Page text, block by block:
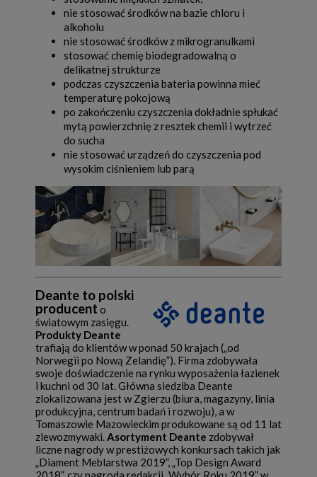
nie stosować środków na bazie chloru i
alkoholu
nie stosować środków z mikrogranulkami
stosować chemię biodegradowalną o
delikatnej strukturze
podczas czyszczenia bateria powinna mieć
temperaturę pokojową
po zakończeniu czyszczenia dokładnie spłukać
mytą powierzchnię z resztek chemii i wytrzeć
do sucha
nie stosować urządzeń do czyszczenia pod
wysokim ciśnieniem lub parą
Deante to polski
producent o
światowym zasięgu.
Produkty Deante
trafiają do klientów w ponad 50 krajach („od
Norwegii po Nową Zelandię”). Firma zdobywała
swoje doświadczenie na rynku wyposażenia łazienek
i kuchni od 30 lat. Główna siedziba Deante
zlokalizowana jest w Zgierzu (biura, magazyny, linia
produkcyjna, centrum badań i rozwoju), a w
Tomaszowie Mazowieckim produkowane są od 11 lat
zlewozmywaki.Asortyment Deante zdobywał
liczne nagrody w prestiżowych konkursach takich jak
„Diament Meblarstwa 2019”, „Top Design Award